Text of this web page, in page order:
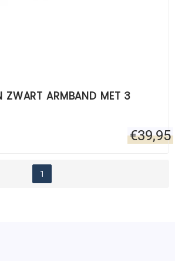
ZWART ARMBAND MET 3
€39,95
1